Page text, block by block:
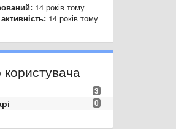
14 років тому
14 років тому
3
0